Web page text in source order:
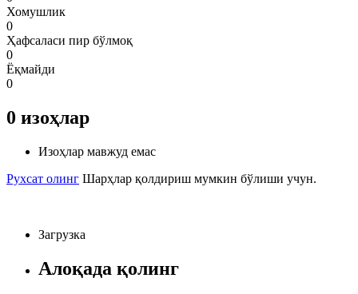
Хомушлик
0
Ҳафсаласи пир бўлмоқ
0
Ёқмайди
0
0 изоҳлар
Изоҳлар мавжуд емас
Рухсат олинг Шарҳлар қолдириш мумкин бўлиши учун.
Загрузка
Алоқада қолинг